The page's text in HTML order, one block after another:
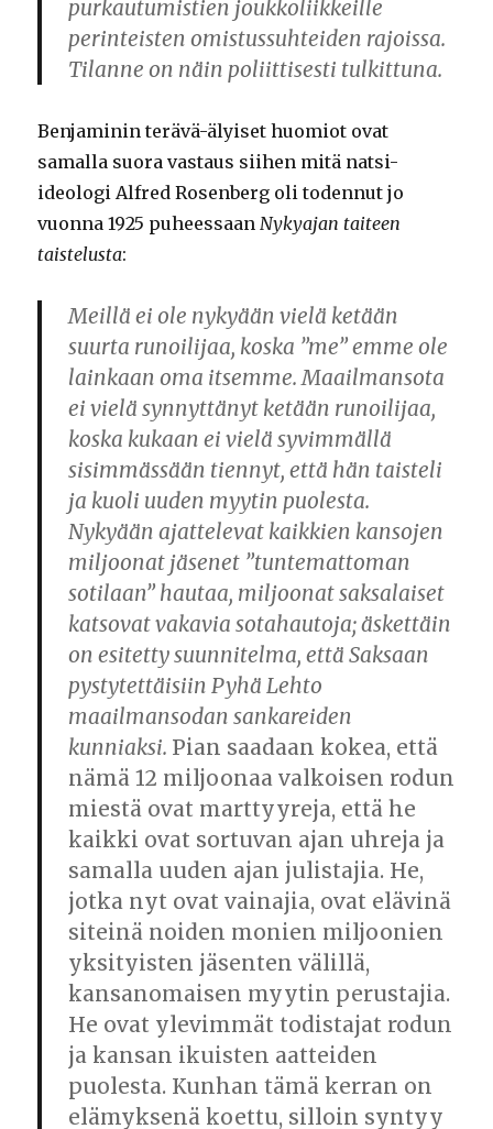
purkautumistien joukkoliikkeille
perinteisten omistussuhteiden rajoissa.
Tilanne on näin poliittisesti tulkittuna.
Benjaminin terävä-älyiset huomiot ovat
samalla suora vastaus siihen mitä natsi-
ideologi Alfred Rosenberg oli todennut jo
vuonna 1925 puheessaan Nykyajan taiteen
taistelusta:
Meillä ei ole nykyään vielä ketään
suurta runoilijaa, koska ”me” emme ole
lainkaan oma itsemme. Maailmansota
ei vielä synnyttänyt ketään runoilijaa,
koska kukaan ei vielä syvimmällä
sisimmässään tiennyt, että hän taisteli
ja kuoli uuden myytin puolesta.
Nykyään ajattelevat kaikkien kansojen
miljoonat jäsenet ”tuntemattoman
sotilaan” hautaa, miljoonat saksalaiset
katsovat vakavia sotahautoja; äskettäin
on esitetty suunnitelma, että Saksaan
pystytettäisiin Pyhä Lehto
maailmansodan sankareiden
kunniaksi. Pian saadaan kokea, että
nämä 12 miljoonaa valkoisen rodun
miestä ovat marttyyreja, että he
kaikki ovat sortuvan ajan uhreja ja
samalla uuden ajan julistajia. He,
jotka nyt ovat vainajia, ovat elävinä
siteinä noiden monien miljoonien
yksityisten jäsenten välillä,
kansanomaisen myytin perustajia.
He ovat ylevimmät todistajat rodun
ja kansan ikuisten aatteiden
puolesta. Kunhan tämä kerran on
elämyksenä koettu, silloin syntyy